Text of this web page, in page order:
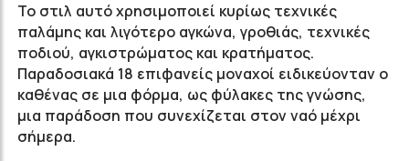
Το στιλ αυτό χρησιμοποιεί κυρίως τεχνικές
παλάμης και λιγότερο αγκώνα, γροθιάς, τεχνικές
ποδιού, αγκιστρώματος και κρατήματος.
Παραδοσιακά 18 επιφανείς μοναχοί ειδικεύονταν ο
καθένας σε μια φόρμα, ως φύλακες της γνώσης,
μια παράδοση που συνεχίζεται στον ναό μέχρι
σήμερα.